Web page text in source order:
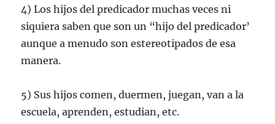
4) Los hijos del predicador muchas veces ni
siquiera saben que son un “hijo del predicador’
aunque a menudo son estereotipados de esa
manera.
5) Sus hijos comen, duermen, juegan, van a la
escuela, aprenden, estudian, etc.